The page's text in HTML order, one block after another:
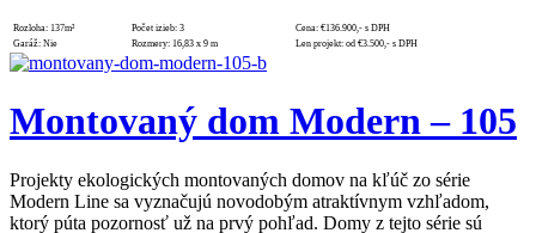
Rozloha: 137m² Počet izieb: 3 Cena: €136.900,- s DPH
Garáž: Nie Rozmery: 16,83 x 9 m Len projekt: od €3.500,- s DPH
Montovaný dom Modern – 105
Projekty ekologických montovaných domov na kľúč zo série
Modern Line sa vyznačujú novodobým atraktívnym vzhľadom,
ktorý púta pozornosť už na prvý pohľad. Domy z tejto série sú